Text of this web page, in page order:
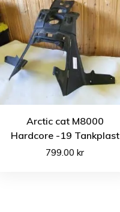
Arctic cat M8000
Hardcore -19 Tankplast
799.00kr